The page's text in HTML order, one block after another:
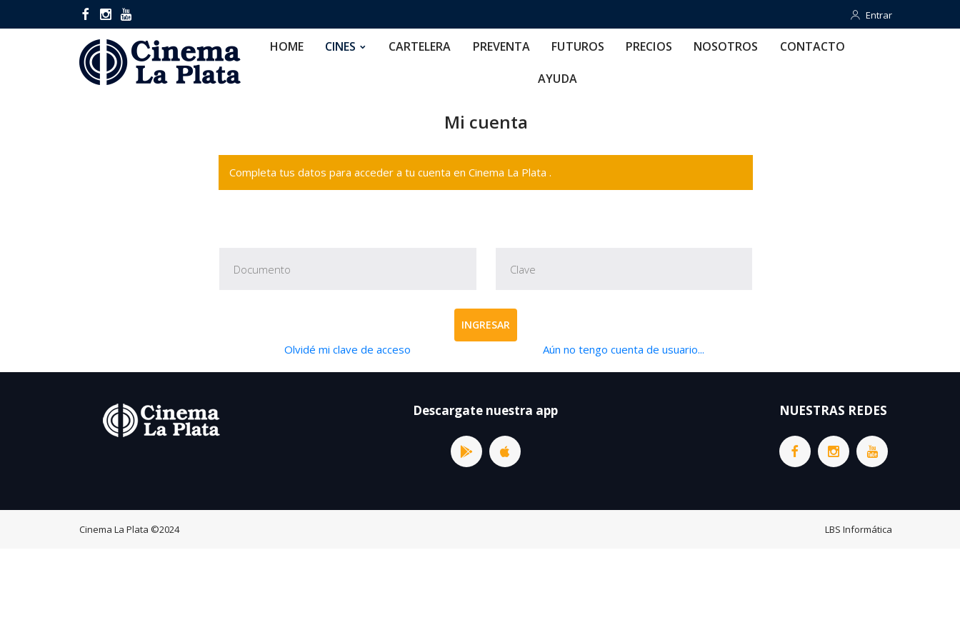
Entrar
Entrar
HOME CINES CARTELERA PREVENTA FUTUROS PRECIOS NOSOTROS CONTACTO
AYUDA
Mi cuenta
Completa tus datos para acceder a tu cuenta en Cinema La Plata .
INGRESAR
Olvidé mi clave de acceso Aún no tengo cuenta de usuario...
Descargate nuestra app NUESTRAS REDES
Cinema La Plata ©2024 LBS Informática